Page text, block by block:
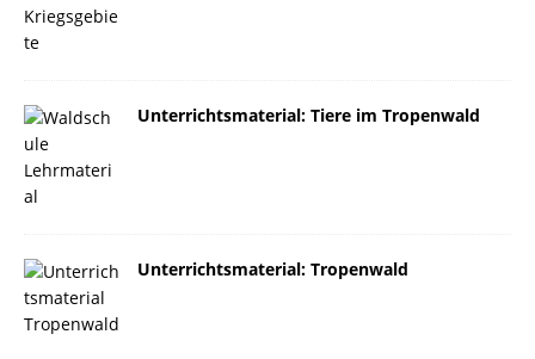
Unterrichtsmaterial: Tiere im Tropenwald
Unterrichtsmaterial: Tropenwald